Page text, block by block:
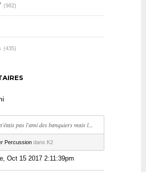
(982)
(435)
pas l'ami des banquiers mais l...
Percussion dans K2
Oct 15 2017 2:11:39pm